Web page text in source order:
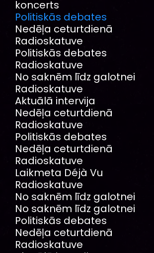
koncerts
Politiskās debates
Nedēļa ceturtdienā
Radioskatuve
Politiskās debates
Radioskatuve
No saknēm līdz galotnei
Radioskatuve
Aktuālā intervija
Nedēļa ceturtdienā
Radioskatuve
Politiskās debates
Nedēļa ceturtdienā
Radioskatuve
Laikmeta Déjà Vu
Radioskatuve
No saknēm līdz galotnei
No saknēm līdz galotnei
Politiskās debates
Nedēļa ceturtdienā
Radioskatuve